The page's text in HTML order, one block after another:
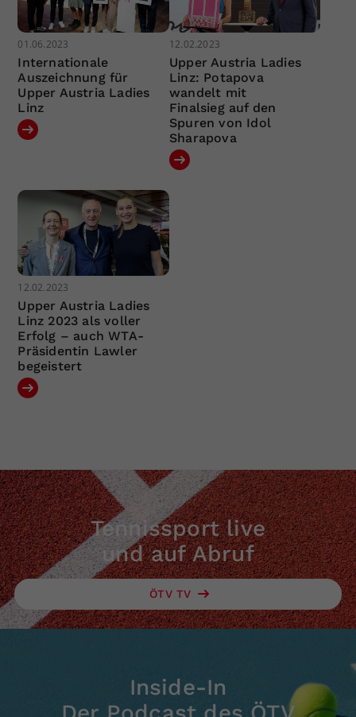
01.06.2023
Internationale
Auszeichnung für
Upper Austria Ladies
Linz
12.02.2023
Upper Austria Ladies
Linz: Potapova
wandelt mit
Finalsieg auf den
Spuren von Idol
Sharapova
12.02.2023
Upper Austria Ladies
Linz 2023 als voller
Erfolg – auch WTA-
Präsidentin Lawler
begeistert
Tennissport live
und auf Abruf
ÖTV TV
Inside-In